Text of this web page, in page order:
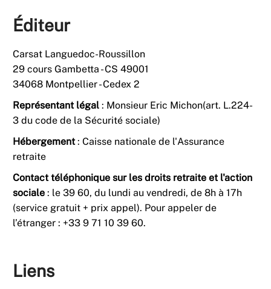
Éditeur
Carsat Languedoc-Roussillon
29 cours Gambetta - CS 49001
34068 Montpellier - Cedex 2
Représentant légal : Monsieur Eric Michon(art. L.224-
3 du code de la Sécurité sociale)
Hébergement: Caisse nationale de l'Assurance
retraite
Contact téléphonique sur les droits retraite et l'action
sociale : le 39 60, du lundi au vendredi, de 8h à 17h
(service gratuit + prix appel). Pour appeler de
l’étranger : +33 9 71 10 39 60.
Liens